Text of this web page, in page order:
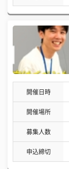
開催日時
開催場所
募集人数
申込締切